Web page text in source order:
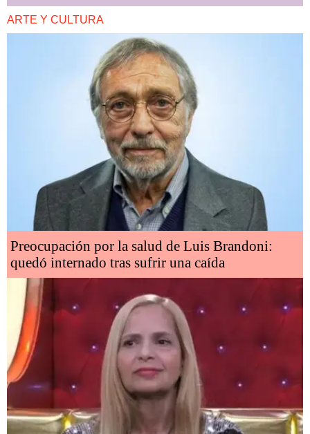
ARTE Y CULTURA
Preocupación por la salud de Luis Brandoni:
quedó internado tras sufrir una caída